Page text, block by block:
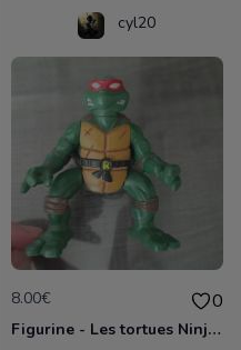
cyl20
8.00€ 0
Figurine - Les tortues Ninja - Raphael